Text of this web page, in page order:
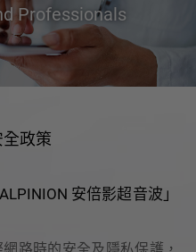
Professionals
政策
安倍影超音波」